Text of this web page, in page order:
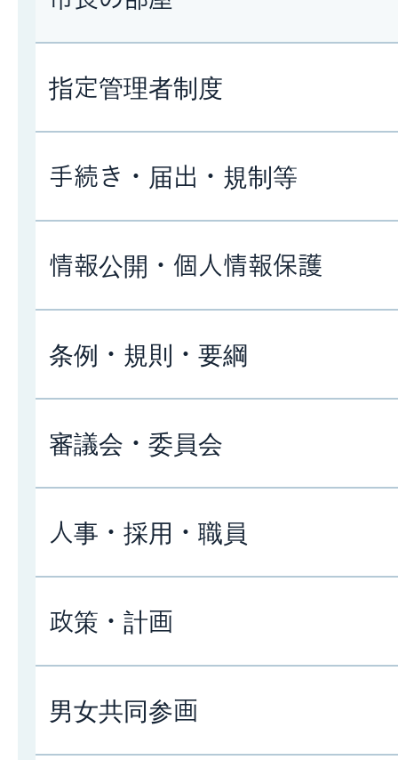
指定管理者制度
手続き・届出・規制等
情報公開・個人情報保護
条例・規則・要綱
審議会・委員会
人事・採用・職員
政策・計画
男女共同参画